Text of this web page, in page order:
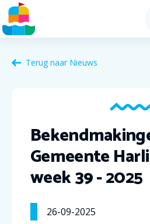
Terug naar Nieuws
Gemeente
week 39 - 2025
26-09-2025